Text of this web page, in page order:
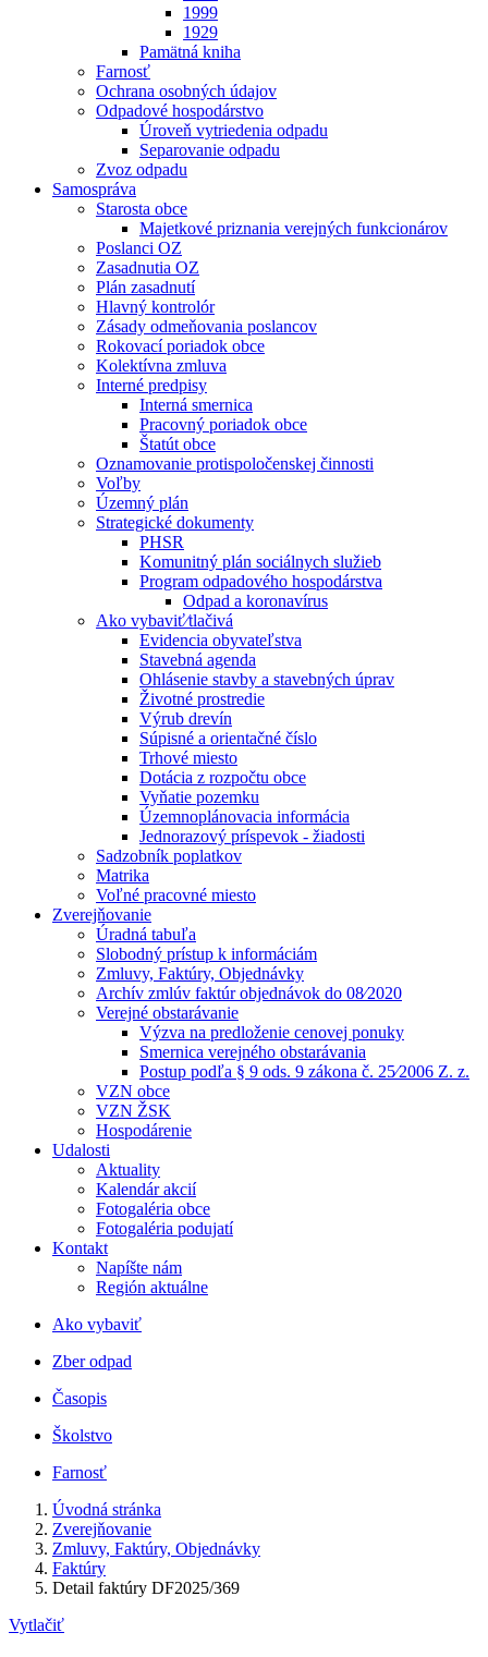
1999
1929
Pamätná kniha
Farnosť
Ochrana osobných údajov
Odpadové hospodárstvo
Úroveň vytriedenia odpadu
Separovanie odpadu
Zvoz odpadu
Samospráva
Starosta obce
Majetkové priznania verejných funkcionárov
Poslanci OZ
Zasadnutia OZ
Plán zasadnutí
Hlavný kontrolór
Zásady odmeňovania poslancov
Rokovací poriadok obce
Kolektívna zmluva
Interné predpisy
Interná smernica
Pracovný poriadok obce
Štatút obce
Oznamovanie protispoločenskej činnosti
Voľby
Územný plán
Strategické dokumenty
PHSR
Komunitný plán sociálnych služieb
Program odpadového hospodárstva
Odpad a koronavírus
Ako vybaviť⁄tlačivá
Evidencia obyvateľstva
Stavebná agenda
Ohlásenie stavby a stavebných úprav
Životné prostredie
Výrub drevín
Súpisné a orientačné číslo
Trhové miesto
Dotácia z rozpočtu obce
Vyňatie pozemku
Územnoplánovacia informácia
Jednorazový príspevok - žiadosti
Sadzobník poplatkov
Matrika
Voľné pracovné miesto
Zverejňovanie
Úradná tabuľa
Slobodný prístup k informáciám
Zmluvy, Faktúry, Objednávky
Archív zmlúv faktúr objednávok do 08⁄2020
Verejné obstarávanie
Výzva na predloženie cenovej ponuky
Smernica verejného obstarávania
Postup podľa § 9 ods. 9 zákona č. 25⁄2006 Z. z.
VZN obce
VZN ŽSK
Hospodárenie
Udalosti
Aktuality
Kalendár akcií
Fotogaléria obce
Fotogaléria podujatí
Kontakt
Napíšte nám
Región aktuálne
Ako vybaviť
Zber odpad
Časopis
Školstvo
Farnosť
Úvodná stránka
Zverejňovanie
Zmluvy, Faktúry, Objednávky
Faktúry
Detail faktúry DF2025/369
Vytlačiť